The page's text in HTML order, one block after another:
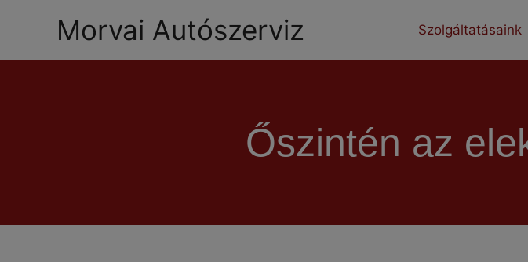
Morvai Autószerviz Szolgáltatásaink
Őszintén az